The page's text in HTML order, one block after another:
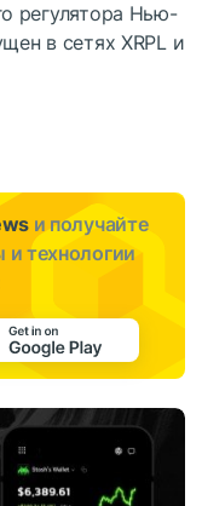
регулятора Нью-
в сетях XRPL и
и получайте
технологии